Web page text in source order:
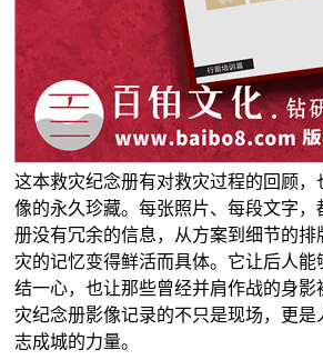
这本救灾纪念册有对救灾过程的回顾，
像的永久珍藏。每张照片、每段文字，
册没有冗余的信息，从方案到细节的排
灾的记忆变得鲜活而具体。它让后人能
结一心，也让那些曾经并肩作战的身影
灾纪念册影像记录的不只是现场，更是
志成城的力量。